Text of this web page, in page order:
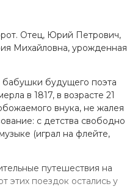
Отец, Юрий Петрович,
Михайловна, урожденная
бабушки будущего поэта
в 1817, в возрасте 21
внука, не жалея
с детства свободно
(играл на флейте,
путешествия на
этих поездок остались у